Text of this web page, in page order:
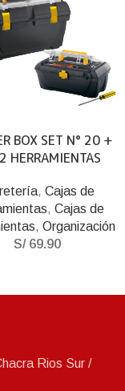
BOX SET N° 20 +
HERRAMIENTAS
, Cajas de
, Cajas de
, Organización
S/69.90
Rios Sur /